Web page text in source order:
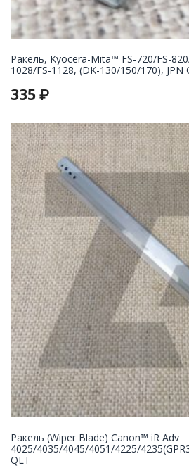
Ракель, Kyocera-Mita™ FS-720/FS-
1028/FS-1128, (DK-130/150/170), JPN
335 ₽
Ракель (Wiper Blade) Canon™ iR Adv
4025/4035/4045/4051/4225/
QLT